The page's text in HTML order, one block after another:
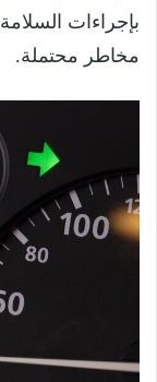
بإجراءات
مخاطر محتملة.